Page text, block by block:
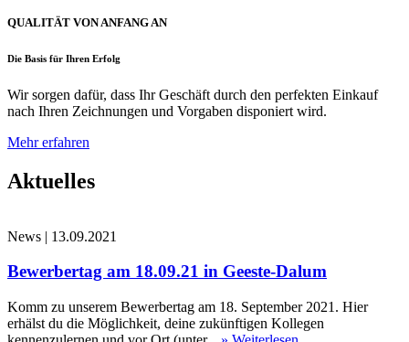
QUALITÄT VON ANFANG AN
Die Basis für Ihren Erfolg
Wir sorgen dafür, dass Ihr Geschäft durch den perfekten Einkauf
nach Ihren Zeichnungen und Vorgaben disponiert wird.
Mehr erfahren
Aktuelles
News | 13.09.2021
Bewerbertag am 18.09.21 in Geeste-Dalum
Komm zu unserem Bewerbertag am 18. September 2021. Hier
erhälst du die Möglichkeit, deine zukünftigen Kollegen